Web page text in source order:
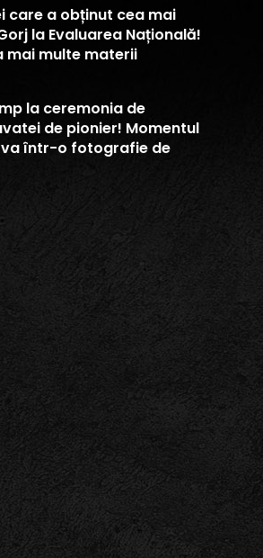
care a obținut cea mai
la Evaluarea Națională!
mai multe materii
la ceremonia de
de pionier! Momentul
într-o fotografie de